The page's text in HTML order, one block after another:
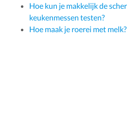
Hoe kun je makkelijk de
keukenmessen testen?
Hoe maak je roerei met melk?